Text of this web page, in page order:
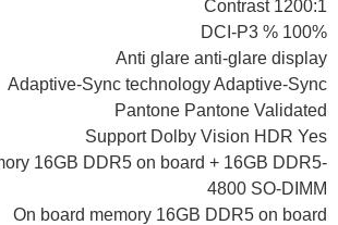
Contrast 1200:1
DCI-P3 % 100%
Anti glare anti-glare display
Adaptive-Sync technology Adaptive-Sync
Pantone Pantone Validated
Support Dolby Vision HDR Yes
16GB DDR5 on board + 16GB DDR5-
4800 SO-DIMM
On board memory 16GB DDR5 on board